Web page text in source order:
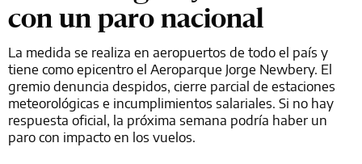
con un paro nacional
La medida se realiza en aeropuertos de todo el país y
tiene como epicentro el Aeroparque Jorge Newbery. El
gremio denuncia despidos, cierre parcial de estaciones
meteorológicas e incumplimientos salariales. Si no hay
respuesta oficial, la próxima semana podría haber un
paro con impacto en los vuelos.